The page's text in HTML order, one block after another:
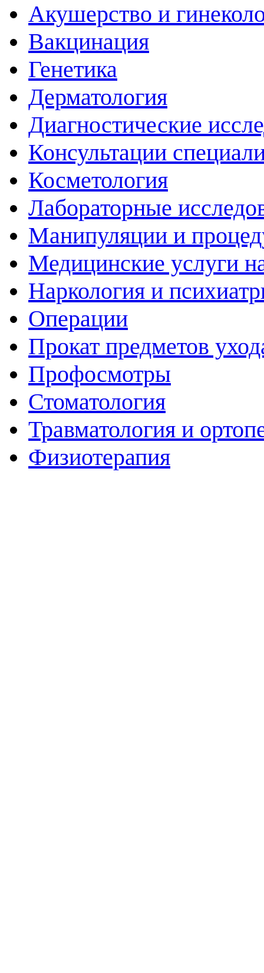
Акушерство и
Вакцинация
Генетика
Дерматология
Диагностические
Консультации
Косметология
Лабораторные
Манипуляции и
Медицинские услуги
Наркология и
Операции
Прокат предметов
Профосмотры
Стоматология
Травматология и
Физиотерапия